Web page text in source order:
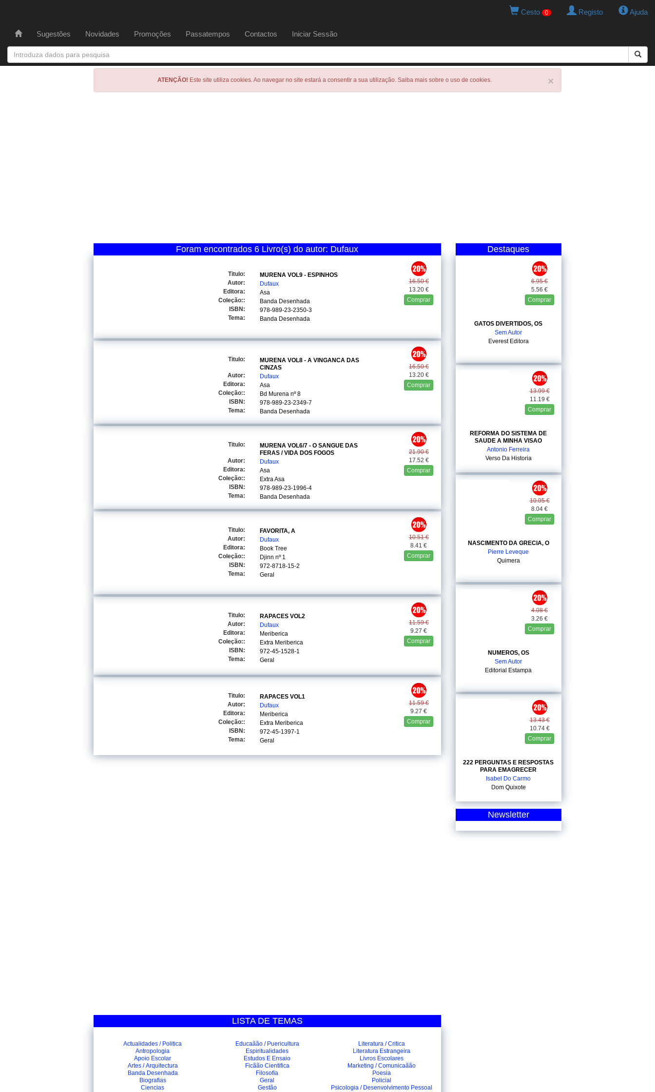
Cesto 0 Registo Ajuda
Sugestões Novidades Promoções Passatempos Contactos Iniciar Sessão
×
ATENÇÃO! Este site utiliza cookies. Ao navegar no site estará a consentir a sua utilização. Saiba mais sobre o uso de cookies.
Foram encontrados 6 Livro(s) do autor: Dufaux
16.50 €
13.20 €
Comprar
Titulo:
MURENA VOL9 - ESPINHOS
Autor:
Dufaux
Editora:
Asa
Coleção::
Banda Desenhada
ISBN:
978-989-23-2350-3
Tema:
Banda Desenhada
16.50 €
13.20 €
Comprar
Titulo:
MURENA VOL8 - A VINGANCA DAS
CINZAS
Autor:
Dufaux
Editora:
Asa
Coleção::
Bd Murena nº 8
ISBN:
978-989-23-2349-7
Tema:
Banda Desenhada
21.90 €
17.52 €
Comprar
Titulo:
MURENA VOL6/7 - O SANGUE DAS
FERAS / VIDA DOS FOGOS
Autor:
Dufaux
Editora:
Asa
Coleção::
Extra Asa
ISBN:
978-989-23-1996-4
Tema:
Banda Desenhada
10.51 €
8.41 €
Comprar
Titulo:
FAVORITA, A
Autor:
Dufaux
Editora:
Book Tree
Coleção::
Djinn nº 1
ISBN:
972-8718-15-2
Tema:
Geral
11.59 €
9.27 €
Comprar
Titulo:
RAPACES VOL2
Autor:
Dufaux
Editora:
Meriberica
Coleção::
Extra Meriberica
ISBN:
972-45-1528-1
Tema:
Geral
11.59 €
9.27 €
Comprar
Titulo:
RAPACES VOL1
Autor:
Dufaux
Editora:
Meriberica
Coleção::
Extra Meriberica
ISBN:
972-45-1397-1
Tema:
Geral
LISTA DE TEMAS
Actualidades / Politica
Antropologia
Apoio Escolar
Artes / Arquitectura
Banda Desenhada
Biografias
Ciencias
Educaãão / Puericultura
Espiritualidades
Estudos E Ensaio
Ficãão Cientifica
Filosofia
Geral
Gestão
Literatura / Critica
Literatura Estrangeira
Livros Escolares
Marketing / Comunicaãão
Poesia
Policial
Psicologia / Desenvolvimento Pessoal
Destaques
6.95 €
5.56 €
Comprar
GATOS DIVERTIDOS, OS
Sem Autor
Everest Editora
13.99 €
11.19 €
Comprar
REFORMA DO SISTEMA DE
SAUDE A MINHA VISAO
Antonio Ferreira
Verso Da Historia
10.05 €
8.04 €
Comprar
NASCIMENTO DA GRECIA, O
Pierre Leveque
Quimera
4.08 €
3.26 €
Comprar
NUMEROS, OS
Sem Autor
Editorial Estampa
13.43 €
10.74 €
Comprar
222 PERGUNTAS E RESPOSTAS
PARA EMAGRECER
Isabel Do Carmo
Dom Quixote
Newsletter